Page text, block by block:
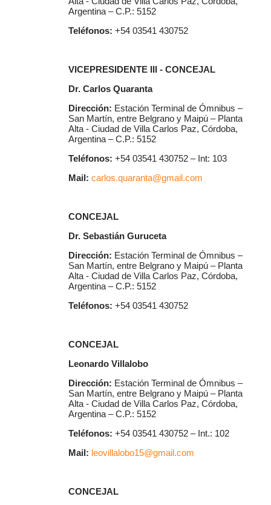
Argentina – C.P.: 5152
Teléfonos:+54 03541 430752
VICEPRESIDENTE III - CONCEJAL
Dr. Carlos Quaranta
Dirección: Estación Terminal de Ómnibus –
San Martín, entre Belgrano y Maipú – Planta
Alta - Ciudad de Villa Carlos Paz, Córdoba,
Argentina – C.P.: 5152
Teléfonos:+54 03541 430752 – Int: 103
Mail:carlos.quaranta@gmail.com
CONCEJAL
Dr. Sebastián Guruceta
Dirección: Estación Terminal de Ómnibus –
San Martín, entre Belgrano y Maipú – Planta
Alta - Ciudad de Villa Carlos Paz, Córdoba,
Argentina – C.P.: 5152
Teléfonos:+54 03541 430752
CONCEJAL
Leonardo Villalobo
Dirección: Estación Terminal de Ómnibus –
San Martín, entre Belgrano y Maipú – Planta
Alta - Ciudad de Villa Carlos Paz, Córdoba,
Argentina – C.P.: 5152
Teléfonos:+54 03541 430752 – Int.: 102
Mail: leovillalobo15@gmail.com
CONCEJAL